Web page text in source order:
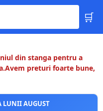
🛒
din stanga pentru a
preturi foarte bune,
LUNII AUGUST